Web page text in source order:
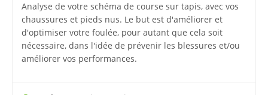
Analyse de votre schéma de course sur tapis, avec vos
chaussures et pieds nus. Le but est d'améliorer et
d'optimiser votre foulée, pour autant que cela soit
nécessaire, dans l'idée de prévenir les blessures et/ou
améliorer vos performances.